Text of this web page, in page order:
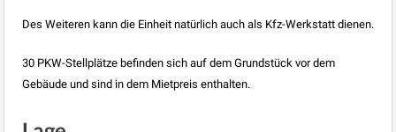
Des Weiteren kann die Einheit natürlich auch als Kfz-Werkstatt dienen.
30 PKW-Stellplätze befinden sich auf dem Grundstück vor dem
Gebäude und sind in dem Mietpreis enthalten.